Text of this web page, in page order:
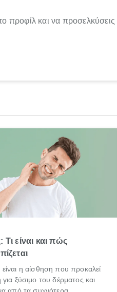
προφίλ και να
είναι και πώς
η αίσθηση που προκαλεί
ξύσιμο του δέρματος και